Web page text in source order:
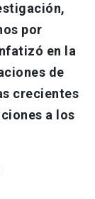
por
en la
de
crecientes
a los